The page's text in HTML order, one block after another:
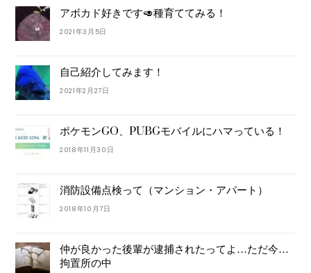
アボカド好きです🥑種育ててみる！
2021年3月5日
自己紹介してみます！
2021年2月27日
ポケモンGO、PUBGモバイルにハマっている！
2018年11月30日
消防設備点検って（マンション・アパート）
2018年10月7日
仲が良かった後輩が逮捕されたってよ…ただ今…
拘置所の中